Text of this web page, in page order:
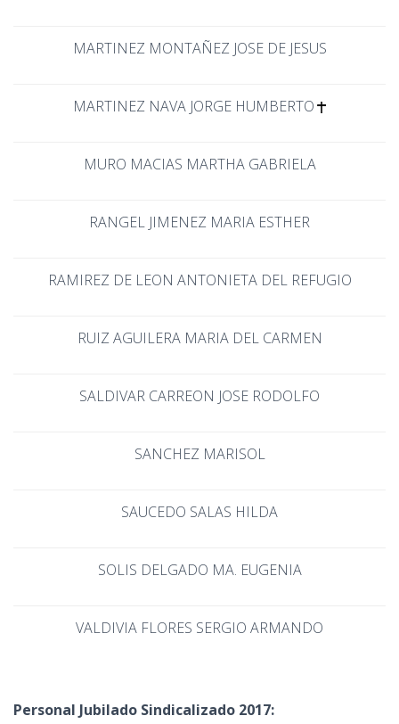
MARTINEZ MONTAÑEZ JOSE DE JESUS
MARTINEZ NAVA JORGE HUMBERTO
MURO MACIAS MARTHA GABRIELA
RANGEL JIMENEZ MARIA ESTHER
RAMIREZ DE LEON ANTONIETA DEL REFUGIO
RUIZ AGUILERA MARIA DEL CARMEN
SALDIVAR CARREON JOSE RODOLFO
SANCHEZ MARISOL
SAUCEDO SALAS HILDA
SOLIS DELGADO MA. EUGENIA
VALDIVIA FLORES SERGIO ARMANDO
Personal Jubilado Sindicalizado 2017: